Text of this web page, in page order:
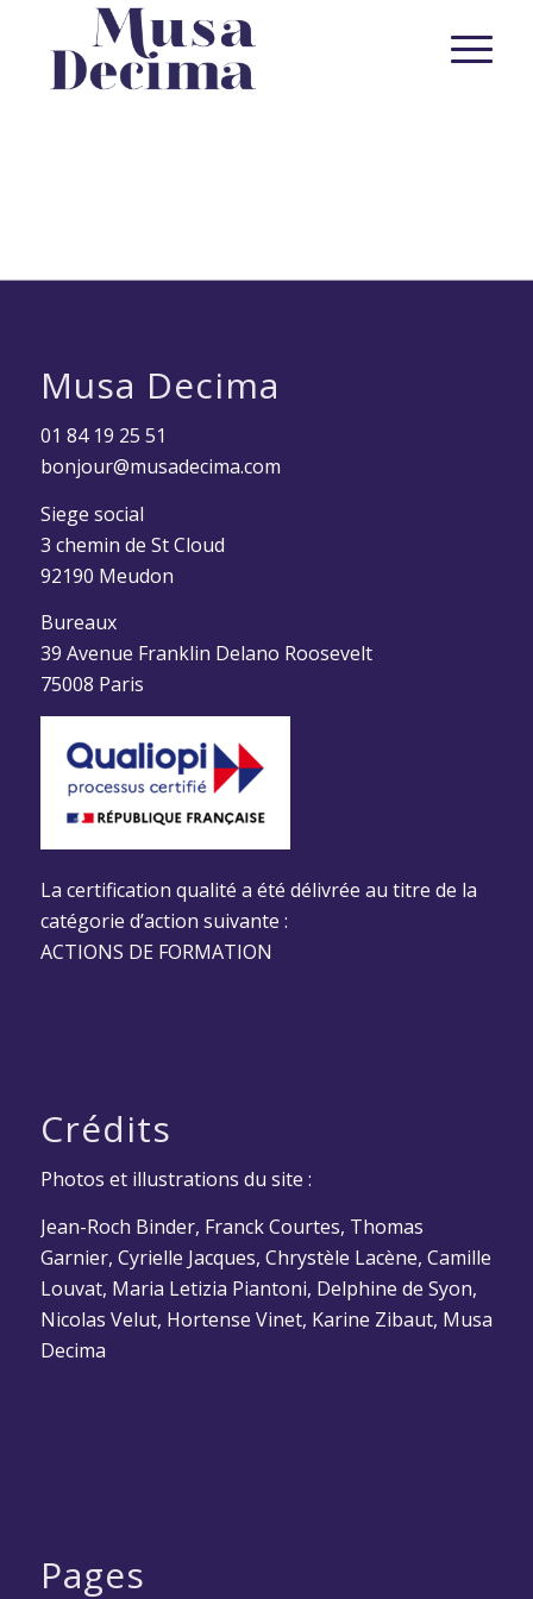
Musa Decima
01 84 19 25 51
bonjour@musadecima.com
Siege social
3 chemin de St Cloud
92190 Meudon
Bureaux
39 Avenue Franklin Delano Roosevelt
75008 Paris
La certification qualité a été délivrée au titre de la
catégorie d’action suivante :
ACTIONS DE FORMATION
Crédits
Photos et illustrations du site :
Jean-Roch Binder, Franck Courtes, Thomas
Garnier, Cyrielle Jacques, Chrystèle Lacène, Camille
Louvat, Maria Letizia Piantoni, Delphine de Syon,
Nicolas Velut, Hortense Vinet, Karine Zibaut, Musa
Decima
Pages